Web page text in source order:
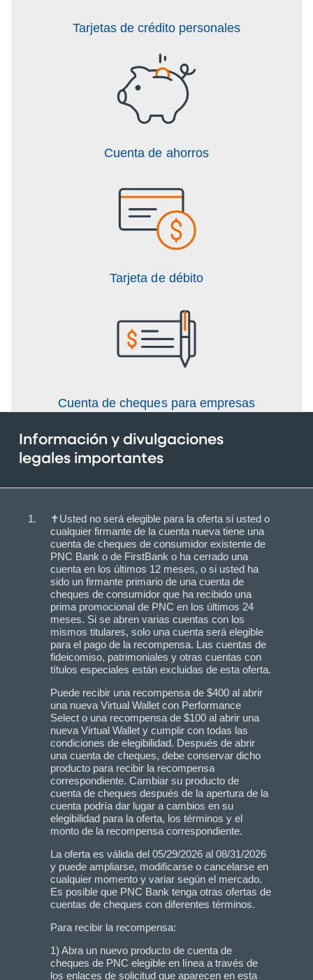
Tarjetas de crédito personales
Cuenta de ahorros
Tarjeta de débito
Cuenta de cheques para empresas
Información y divulgaciones
legales importantes
✝Usted no será elegible para la oferta si usted o
cualquier firmante de la cuenta nueva tiene una
cuenta de cheques de consumidor existente de
PNC Bank o de FirstBank o ha cerrado una
cuenta en los últimos 12 meses, o si usted ha
sido un firmante primario de una cuenta de
cheques de consumidor que ha recibido una
prima promocional de PNC en los últimos 24
meses. Si se abren varias cuentas con los
mismos titulares, solo una cuenta será elegible
para el pago de la recompensa. Las cuentas de
fideicomiso, patrimoniales y otras cuentas con
títulos especiales están excluidas de esta oferta.
Puede recibir una recompensa de $400 al abrir
una nueva Virtual Wallet con Performance
Select o una recompensa de $100 al abrir una
nueva Virtual Wallet y cumplir con todas las
condiciones de elegibilidad. Después de abrir
una cuenta de cheques, debe conservar dicho
producto para recibir la recompensa
correspondiente. Cambiar su producto de
cuenta de cheques después de la apertura de la
cuenta podría dar lugar a cambios en su
elegibilidad para la oferta, los términos y el
monto de la recompensa correspondiente.
La oferta es válida del 05/29/2026 al 08/31/2026
y puede ampliarse, modificarse o cancelarse en
cualquier momento y variar según el mercado.
Es posible que PNC Bank tenga otras ofertas de
cuentas de cheques con diferentes términos.
Para recibir la recompensa:
1) Abra un nuevo producto de cuenta de
cheques de PNC elegible en línea a través de
los enlaces de solicitud que aparecen en esta